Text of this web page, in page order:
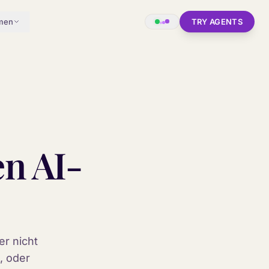
TRY AGENTS
AI-
nicht
oder